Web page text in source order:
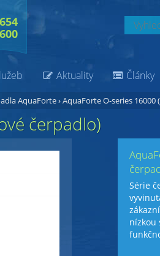
AquaForte›AquaForte O-series 16000
čerpadlo)
Série
nízkou
Aktuality Články